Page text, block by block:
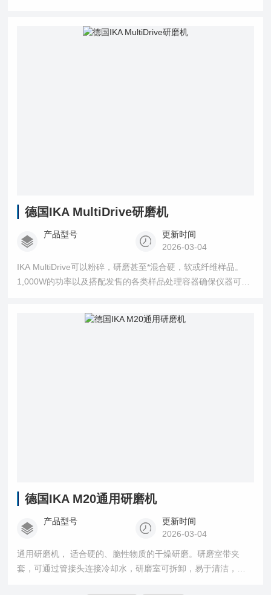
转速和处理时间设好后，实验就可以开始了；实验结束会有声
德国IKA MultiDrive研磨机
产品型号
更新时间
2026-03-04
IKA MultiDrive可以粉碎，研磨甚至*混合硬，软或纤维样品。
1,000W的功率以及搭配发售的各类样品处理容器确保仪器可以
德国IKA M20通用研磨机
产品型号
更新时间
2026-03-04
通用研磨机， 适合硬的、脆性物质的干燥研磨。研磨室带夹
套，可通过管接头连接冷却水，研磨室可拆卸，易于清洁，研